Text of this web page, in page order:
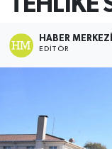
HABER MERKEZI
EDITÖR